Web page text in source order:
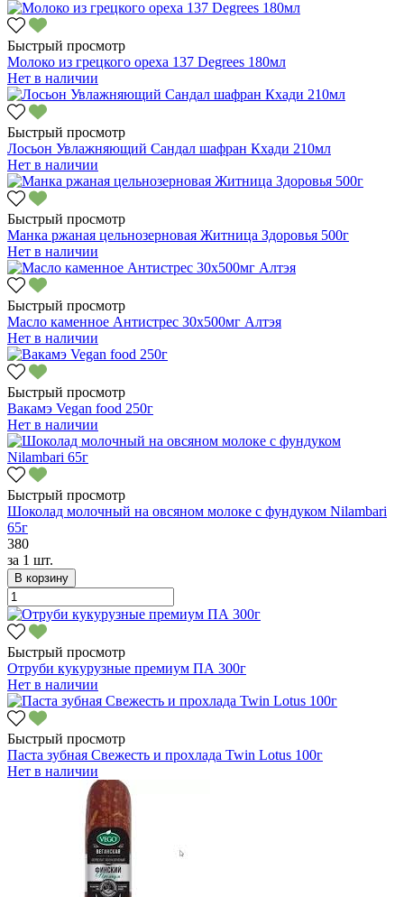
Быстрый просмотр
Молоко из грецкого ореха 137 Degrees 180мл
Нет в наличии
Быстрый просмотр
Лосьон Увлажняющий Сандал шафран Кхади 210мл
Нет в наличии
Быстрый просмотр
Манка ржаная цельнозерновая Житница Здоровья 500г
Нет в наличии
Быстрый просмотр
Масло каменное Антистрес 30х500мг Алтэя
Нет в наличии
Быстрый просмотр
Вакамэ Vegan food 250г
Нет в наличии
Быстрый просмотр
Шоколад молочный на овсяном молоке с фундуком Nilambari
65г
380
за 1 шт.
В корзину
Быстрый просмотр
Отруби кукурузные премиум ПА 300г
Нет в наличии
Быстрый просмотр
Паста зубная Свежесть и прохлада Twin Lotus 100г
Нет в наличии